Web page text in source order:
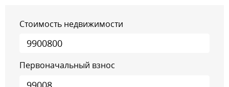
Стоимость недвижимости
Первоначальный взнос